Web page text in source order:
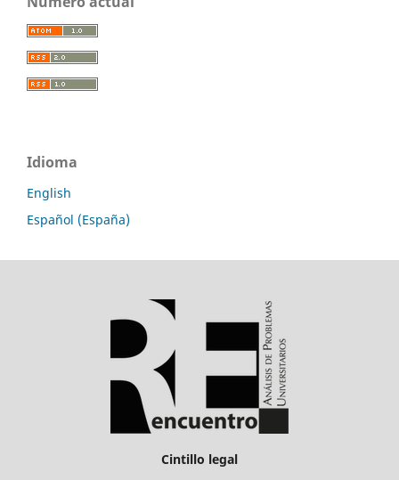
Idioma
English
Español (España)
Cintillo legal